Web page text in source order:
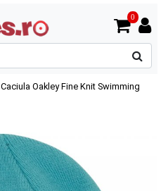
0
Caciula Oakley Fine Knit Swimming